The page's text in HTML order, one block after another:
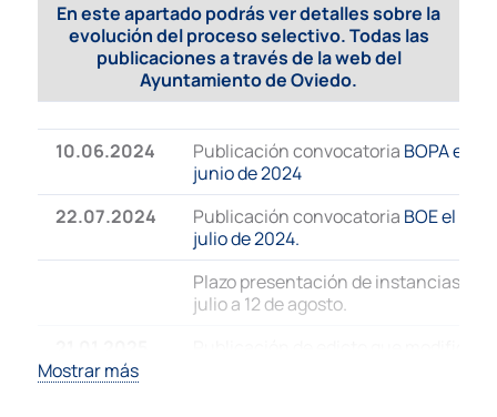
En este apartado podrás ver detalles sobre la
evolución del proceso selectivo. Todas las
publicaciones a través de la web del
Ayuntamiento de Oviedo.
10.06.2024 Publicación convocatoria BOPA el 10
junio de 2024
22.07.2024
Publicación convocatoria BOE el 22
julio de 2024.
Plazo presentación de instancias:
julio a 12 de agosto.
Mostrar más